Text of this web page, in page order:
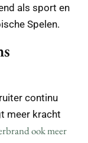
als sport en
Spelen.
continu
meer kracht
ook meer